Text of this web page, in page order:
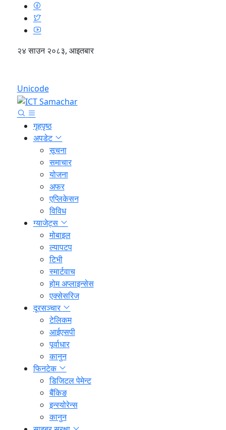
२४ साउन २०८३, आइतबार
Unicode
गृहपृष्ठ
अपडेट
सूचना
समाचार
योजना
अफर
एप्लिकेसन
विविध
ग्याजेट्स
मोबाइल
ल्यापटप
टिभी
स्मार्टवाच
होम अप्लाइन्सेस
एक्सेसरिज
दूरसञ्चार
टेलिकम
आईएसपी
पूर्वाधार
कानुन
फिनटेक
डिजिटल पेमेन्ट
बैंकिङ
इन्स्योरेन्स
कानुन